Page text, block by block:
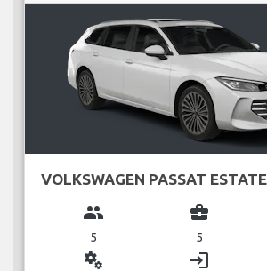
VOLKSWAGEN PASSAT ESTATE
group
5
business_center
5
miscellaneous_services login